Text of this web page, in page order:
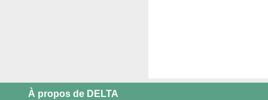
À propos de DELTA